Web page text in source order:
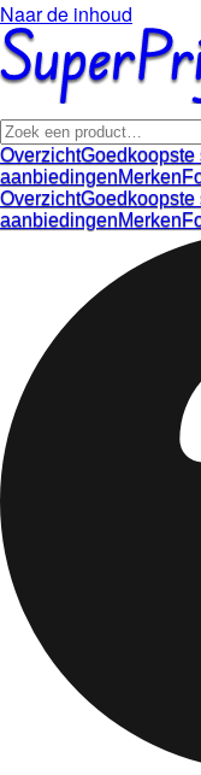
Naar de inhoud
OverzichtGoedkoopste
aanbiedingenMerken
OverzichtGoedkoopste
aanbiedingenMerken